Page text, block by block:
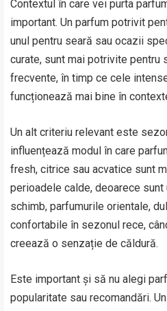
Contextul în care vei purta
important. Un parfum potrivit
unul pentru seară sau ocazii
curate, sunt mai potrivite pentru
frecvente, în timp ce cele
funcționează mai bine în
Un alt criteriu relevant este
influențează modul în care
fresh, citrice sau acvatice sunt
perioadele calde, deoarece
schimb, parfumurile orientale,
confortabile în sezonul rece,
creează o senzație de căldură.
Este important și să nu alegi
popularitate sau recomandări.